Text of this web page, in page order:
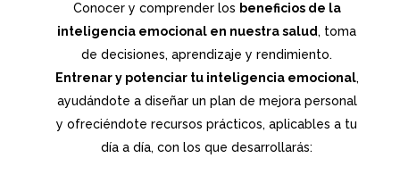
Conocer y comprender los beneficios de la
inteligencia emocional en nuestra salud, toma
de decisiones, aprendizaje y rendimiento.
Entrenar y potenciar tu inteligencia emocional,
ayudándote a diseñar un plan de mejora personal
y ofreciéndote recursos prácticos, aplicables a tu
día a día, con los que desarrollarás: